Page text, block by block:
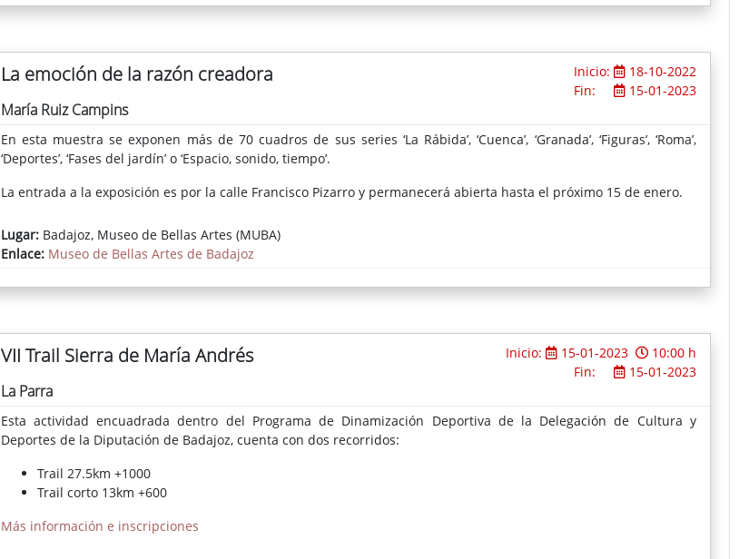
La emoción de la razón creadora Inicio:
18-10-2022
Fin:
15-01-2023
María Ruiz Campins
En esta muestra se exponen más de 70 cuadros de sus series ‘La Rábida’, ‘Cuenca’, ‘Granada’, ‘Figuras’, ‘Roma’,
‘Deportes’, ‘Fases del jardín’ o ‘Espacio, sonido, tiempo’.
La entrada a la exposición es por la calle Francisco Pizarro y permanecerá abierta hasta el próximo 15 de enero.
Lugar:Badajoz, Museo de Bellas Artes (MUBA)
Enlace: Museo de Bellas Artes de Badajoz
VII Trail Sierra de María Andrés Inicio: 15-01-2023
10:00 h
Fin:
15-01-2023
La Parra
Esta actividad encuadrada dentro del Programa de Dinamización Deportiva de la Delegación de Cultura y
Deportes de la Diputación de Badajoz, cuenta con dos recorridos:
Trail 27.5km +1000
Trail corto 13km +600
Más información e inscripciones